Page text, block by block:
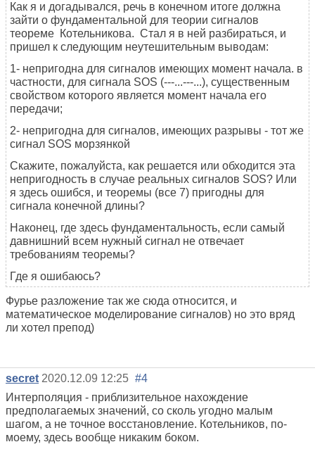
Как я и догадывался, речь в конечном итоге должна
зайти о фундаментальной для теории сигналов
теореме Котельникова. Стал я в ней разбираться, и
пришел к следующим неутешительным выводам:
1- непригодна для сигналов имеющих момент начала. в
частности, для сигнала SOS (---...---...), существенным
свойством которого является момент начала его
передачи;
2- непригодна для сигналов, имеющих разрывы - тот же
сигнал SOS морзянкой
Скажите, пожалуйста, как решается или обходится эта
непригодность в случае реальных сигналов SOS? Или
я здесь ошибся, и теоремы (все 7) пригодны для
сигнала конечной длины?
Наконец, где здесь фундаментальность, если самый
давнишний всем нужный сигнал не отвечает
требованиям теоремы?
Где я ошибаюсь?
Фурье разложение так же сюда относится, и
математическое моделирование сигналов) но это вряд
ли хотел препод)
secret 2020.12.09 12:25 #4
Интерполяция - приблизительное нахождение
предполагаемых значений, со сколь угодно малым
шагом, а не точное восстановление. Котельников, по-
моему, здесь вообще никаким боком.